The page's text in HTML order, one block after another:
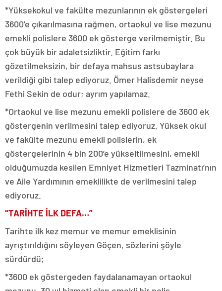
*Yüksekokul ve fakülte mezunlarının ek göstergeleri
3600’e çıkarılmasına rağmen, ortaokul ve lise mezunu
emekli polislere 3600 ek gösterge verilmemiştir. Bu
çok büyük bir adaletsizliktir. Eğitim farkı
gözetilmeksizin, bir defaya mahsus astsubaylara
verildiği gibi talep ediyoruz. Ömer Halisdemir neyse
Fethi Sekin de odur; ayrım yapılamaz.
*Ortaokul ve lise mezunu emekli polislere de 3600 ek
göstergenin verilmesini talep ediyoruz. Yüksek okul
ve fakülte mezunu emekli polislerin, ek
göstergelerinin 4 bin 200’e yükseltilmesini, emekli
olduğumuzda kesilen Emniyet Hizmetleri Tazminatı’nın
ve Aile Yardımının emeklilikte de verilmesini talep
ediyoruz.
“TARİHTE İLK DEFA…”
Tarihte ilk kez memur ve memur emeklisinin
ayrıştırıldığını söyleyen Göçen, sözlerini şöyle
sürdürdü;
*3600 ek göstergeden faydalanamayan ortaokul